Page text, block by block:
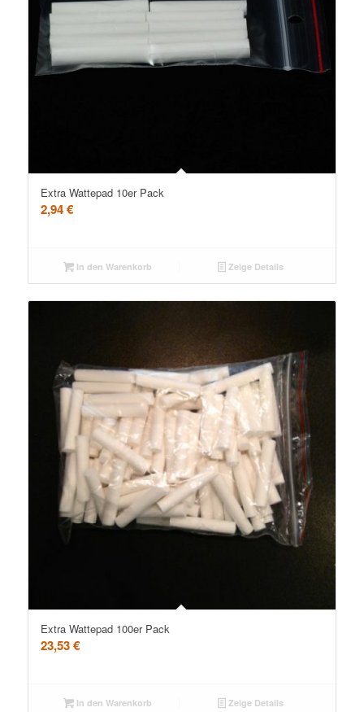
Extra Wattepad 10er Pack
2,94€
In den Warenkorb Zeige Details
Extra Wattepad 100er Pack
23,53€
In den Warenkorb Zeige Details